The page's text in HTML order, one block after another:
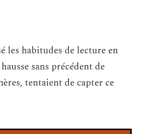
les habitudes de lecture en
sans précédent de
tentaient de capter ce